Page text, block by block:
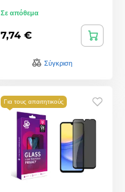
Σε απόθεμα
7,74 €
Σύγκριση
Για τους απαιτητικούς